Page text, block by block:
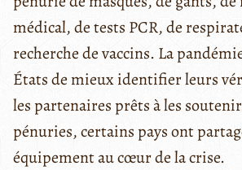
médical, de tests PCR, de
recherche de vaccins. La
États de mieux identifier leurs
les partenaires prêts à les
pénuries, certains pays ont
équipement au cœur de la crise.